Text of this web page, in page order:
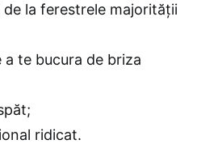
de la ferestrele majorității
te bucura de briza
ridicat.